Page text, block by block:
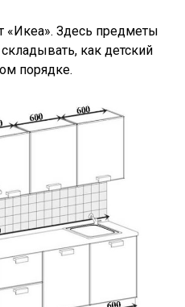
«Икеа». Здесь предметы
как детский
порядке.